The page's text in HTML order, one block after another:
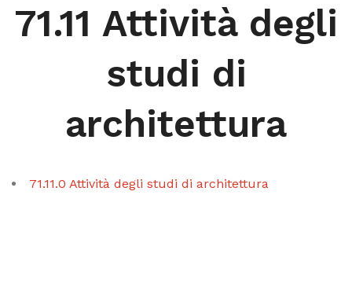
71.11 Attività degli
studi di
architettura
71.11.0 Attività degli studi di architettura